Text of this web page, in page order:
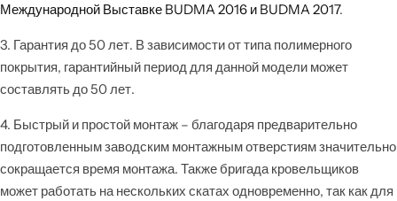
Международной Выставке BUDMA 2016 и BUDMA 2017.
3. Гарантия до 50 лет. В зависимости от типа полимерного
покрытия, гарантийный период для данной модели может
составлять до 50 лет.
4. Быстрый и простой монтаж – благодаря предварительно
подготовленным заводским монтажным отверстиям значительно
сокращается время монтажа. Также бригада кровельщиков
может работать на нескольких скатах одновременно, так как для